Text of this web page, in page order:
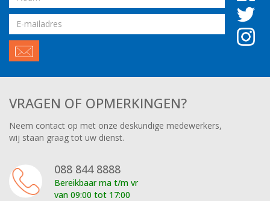
Email
adres
VRAGEN OF OPMERKINGEN?
Neem contact op met onze deskundige medewerkers,
wij staan graag tot uw dienst.
088 844 8888
Bereikbaar ma t/m vr
van 09:00 tot 17:00